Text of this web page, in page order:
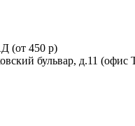
(от 450 р)
бульвар, д.11